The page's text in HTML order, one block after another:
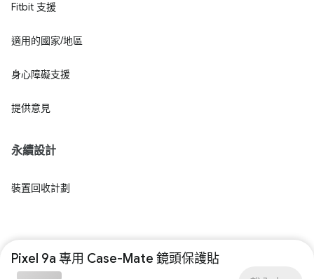
Pixel 9a 專用 Case-Mate 鏡頭保護貼
Fitbit 支援
適用的國家/地區
身心障礙支援
提供意見
永續設計
裝置回收計劃